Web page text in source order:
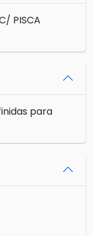
PISCA
para